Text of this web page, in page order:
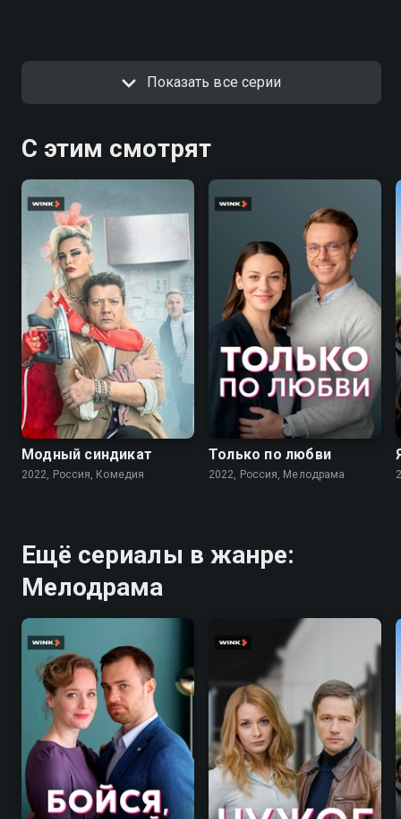
Показать все серии
С этим смотрят
7.6
Модный синдикат
2022, Россия, Комедия
Только по любви
2022, Россия, Мелодрама
Ещё сериалы в жанре:
Мелодрама